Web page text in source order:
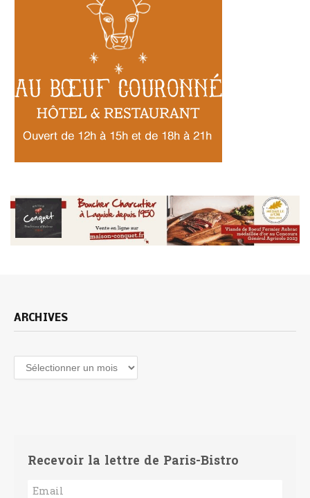
ARCHIVES
Archives
Recevoir la lettre de Paris-Bistro